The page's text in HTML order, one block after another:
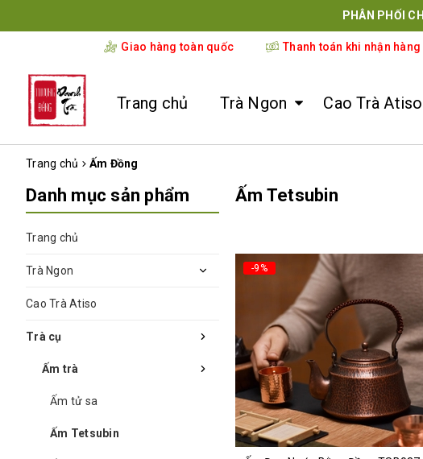
PHÂN PHỐI
Giao hàng toàn quốc Thanh toán khi nhận hàng
Trang chủ Trà Ngon Cao Trà Atiso
Trang chủ Ấm Đồng
Ấm Tetsubin
-9%
Danh mục sản phẩm
Trang chủ
Trà Ngon
Cao Trà Atiso
Trà cụ
Ấm trà
Ấm tử sa
Ấm Tetsubin